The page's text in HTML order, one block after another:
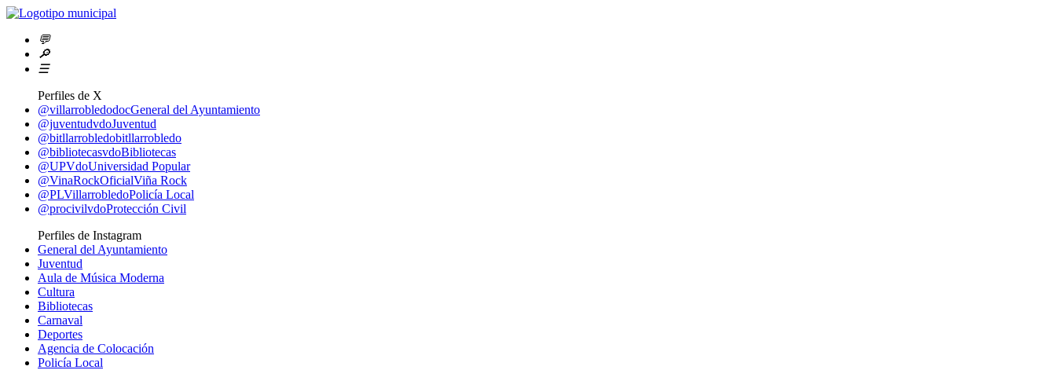
💬
🔎
☰
Perfiles de X
@villarrobledodocGeneral del Ayuntamiento
@juventudvdoJuventud
@bitllarrobledobitllarrobledo
@bibliotecasvdoBibliotecas
@UPVdoUniversidad Popular
@VinaRockOficialViña Rock
@PLVillarrobledoPolicía Local
@procivilvdoProtección Civil
Perfiles de Instagram
General del Ayuntamiento
Juventud
Aula de Música Moderna
Cultura
Bibliotecas
Carnaval
Deportes
Agencia de Colocación
Policía Local